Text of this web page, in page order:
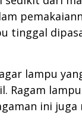
tinggal
lampu
Ragam lampu
ini